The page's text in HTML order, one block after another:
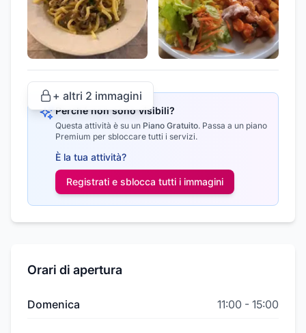
+ altri 2 immagini
Perché non sono visibili?
Questa attività è su un Piano Gratuito. Passa a un piano
Premium per sbloccare tutti i servizi.
È la tua attività?
Registrati e sblocca tutti i immagini
Orari di apertura
Domenica 11:00 - 15:00